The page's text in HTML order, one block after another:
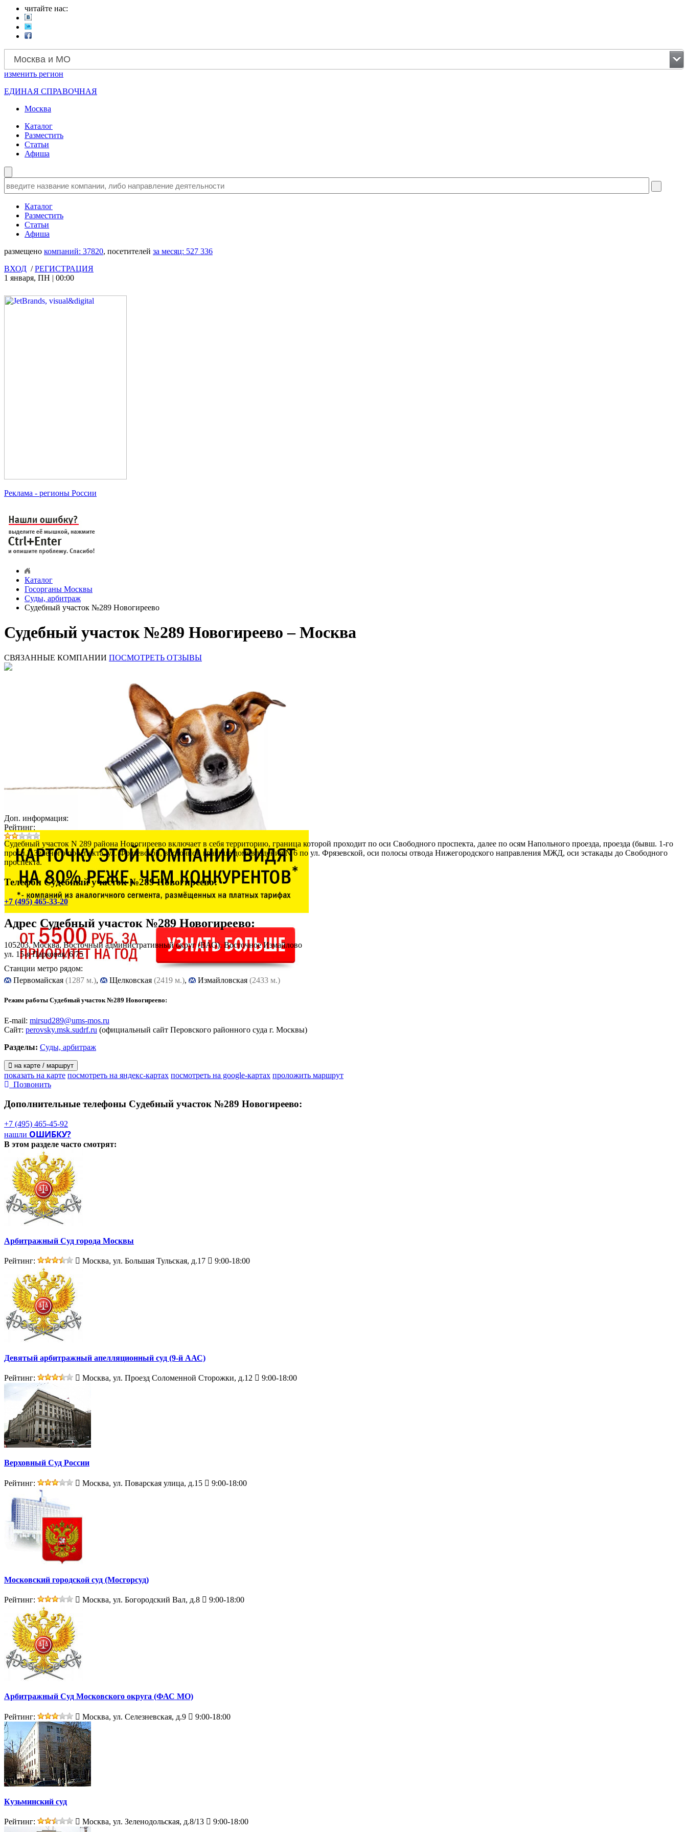
читайте нас:
Москва и МО
изменить регион
ЕДИНАЯ СПРАВОЧНАЯ
Москва
Каталог
Разместить
Статьи
Афиша
Каталог
Разместить
Статьи
Афиша
размещено компаний: 37820, посетителей за месяц: 527 336
ВХОД /РЕГИСТРАЦИЯ
1 января, ПН | 00:00
Реклама - регионы России
Каталог
Госорганы Москвы
Суды, арбитраж
Судебный участок №289 Новогиреево
Судебный участок №289 Новогиреево – Москва
СВЯЗАННЫЕ КОМПАНИИ ПОСМОТРЕТЬ ОТЗЫВЫ
Доп. информация:
Рейтинг:
Судебный участок N 289 района Новогиреево включает в себя территорию, граница которой проходит по оси Свободного проспекта, далее по осям Напольного проезда, проезда (бывш. 1-го
просп.), Зеленого проспекта, ул. Фрязевской, восточной границе домовладения N 6 по ул. Фрязевской, оси полосы отвода Нижегородского направления МЖД, оси эстакады до Свободного
проспекта.
Телефон Судебный участок №289 Новогиреево:
+7 (495) 465-33-20
Адрес Судебный участок №289 Новогиреево:
105203, Москва, Восточный административный округ (ВАО). Восточное Измайлово
ул. 15-я Парковая, 6/75
Станции метро рядом:
Первомайская (1287 м.), Щелковская (2419 м.), Измайловская (2433 м.)
Режим работы Судебный участок №289 Новогиреево:
E-mail: mirsud289@ums-mos.ru
Сайт: perovsky.msk.sudrf.ru (официальный сайт Перовского районного суда г. Москвы)
Разделы: Суды, арбитраж
на карте / маршрут
показать на карте посмотреть на яндекс-картах посмотреть на google-картах проложить маршрут
Позвонить
Дополнительные телефоны Судебный участок №289 Новогиреево:
+7 (495) 465-45-92
нашли ОШИБКУ?
В этом разделе часто смотрят:
Арбитражный Суд города Москвы
Рейтинг: Москва, ул. Большая Тульская, д.17 9:00-18:00
Девятый арбитражный апелляционный суд (9-й ААС)
Рейтинг: Москва, ул. Проезд Соломенной Сторожки, д.12 9:00-18:00
Верховный Суд России
Рейтинг: Москва, ул. Поварская улица, д.15 9:00-18:00
Московский городской суд (Мосгорсуд)
Рейтинг: Москва, ул. Богородский Вал, д.8 9:00-18:00
Арбитражный Суд Московского округа (ФАС МО)
Рейтинг: Москва, ул. Селезневская, д.9 9:00-18:00
Кузьминский суд
Рейтинг: Москва, ул. Зеленодольская, д.8/13 9:00-18:00